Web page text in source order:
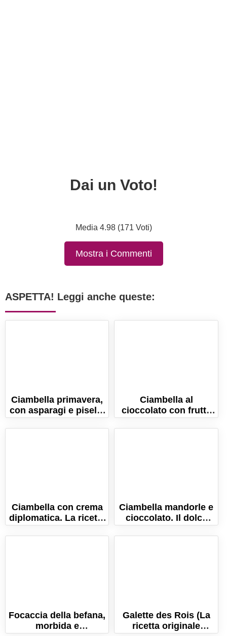
Dai un Voto!
Media 4.98 (171 Voti)
Mostra i Commenti
ASPETTA! Leggi anche queste:
Ciambella primavera,
con asparagi e piselli,
prosciutto e
scamorza!
Ciambella al
cioccolato con frutta
secca, morbida e
gustosa!
Ciambella con crema
diplomatica. La ricetta
del dolce soffice e
umido!
Ciambella mandorle e
cioccolato. Il dolce
ideale per la
colazione!
Focaccia della befana,
morbida e
Galette des Rois (La
ricetta originale